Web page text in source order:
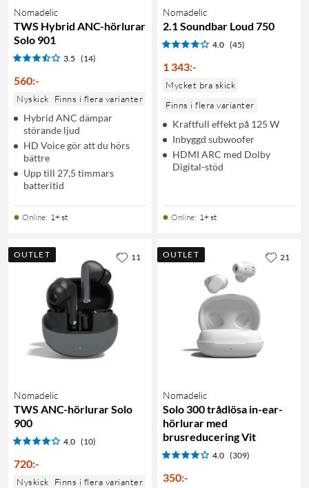
Nomadelic
TWS Hybrid ANC-hörlurar
Solo 901
3.5 (14)
560:-
Nyskick Finns i flera varianter
Hybrid ANC dämpar
störande ljud
HD Voice gör att du hörs
bättre
Upp till 27,5 timmars
batteritid
Online: 1+ st
Nomadelic
2.1 Soundbar Loud 750
4.0 (45)
1 343:-
Mycket bra skick
Finns i flera varianter
Kraftfull effekt på 125 W
Inbyggd subwoofer
HDMI ARC med Dolby
Digital-stöd
Online: 1+ st
OUTLET
Nomadelic
TWS ANC-hörlurar Solo
900
4.0 (10)
720:-
Nyskick Finns i flera varianter
11 OUTLET
Nomadelic
Solo 300 trådlösa in-ear-
hörlurar med
brusreducering Vit
4.0 (309)
350:-
21